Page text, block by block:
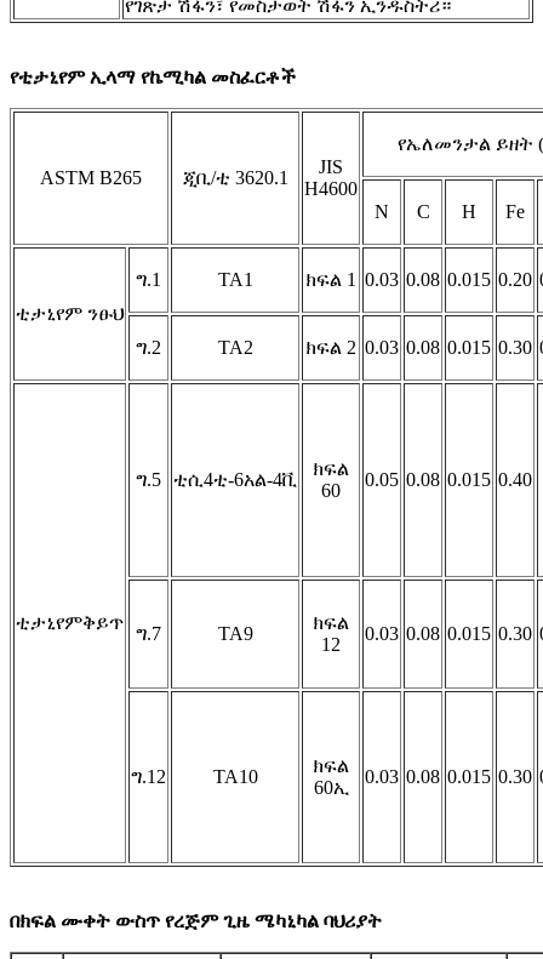
የገጽታ ሽፋን፣ የመስታወት ሽፋን ኢንዱስትሪ።
የቲታኒየም ኢላማ የኬሚካል መስፈርቶች
ASTM B265 ጂቢ/ቲ 3620.1
JIS
H4600
የኤለመንታል ይዘት
N C H Fe
ቲታኒየም ንፁህ
ግ.1 TA1 ክፍል 1 0.03 0.08 0.015 0.20
ግ.2 TA2 ክፍል 2 0.03 0.08 0.015 0.30
ቲታኒየምቅይጥ
ግ.5 ቲሲ4ቲ-6አል-4ቪ
ክፍል
60
0.05 0.08 0.015 0.40
ግ.7 TA9
ክፍል
12
0.03 0.08 0.015 0.30
ግ.12 TA10
ክፍል
60ኢ
0.03 0.08 0.015 0.30
በክፍል ሙቀት ውስጥ የረጅም ጊዜ ሜካኒካል ባህሪያት